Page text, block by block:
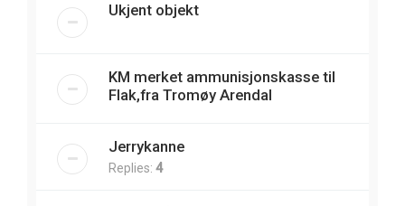
Ukjent objekt
KM merket ammunisjonskasse til
Flak,fra Tromøy Arendal
Jerrykanne
Replies: 4